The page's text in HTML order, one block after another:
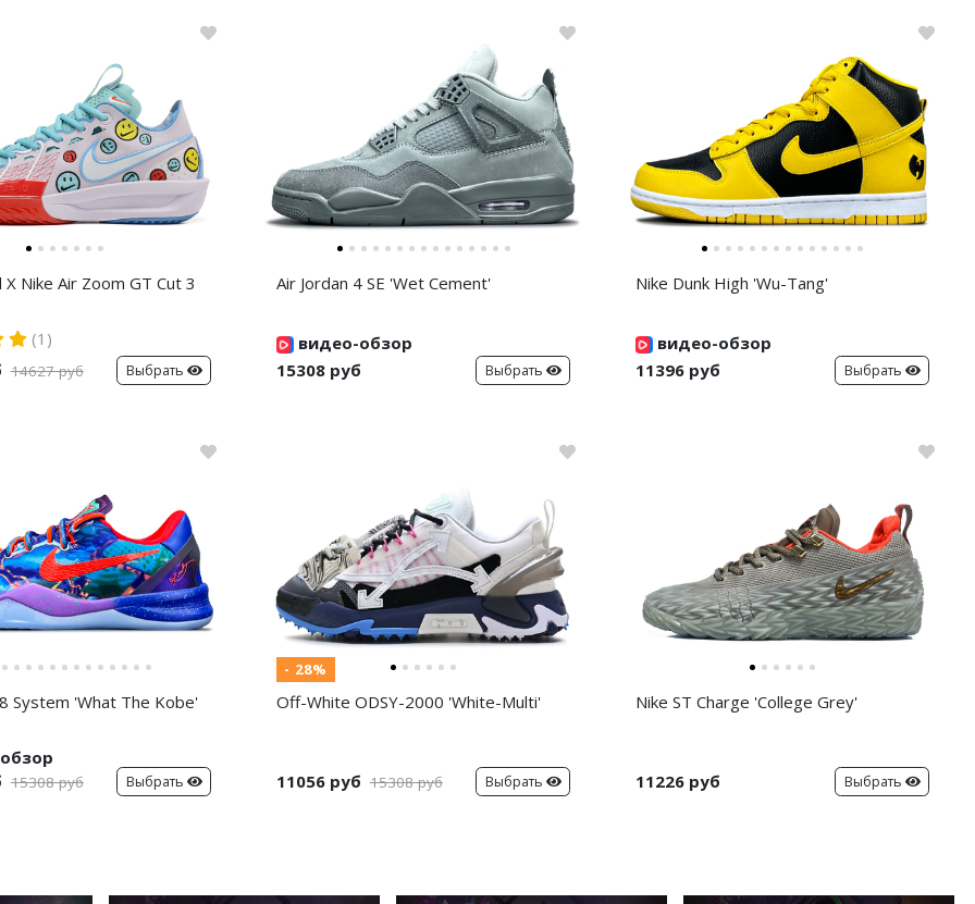
X Nike Air Zoom GT Cut 3
(1)
14627 руб Выбрать
Air Jordan 4 SE 'Wet Cement'
видео-обзор
15308 руб
Выбрать
Nike Dunk High 'Wu-Tang'
видео-обзор
11396 руб
Выбрать
System 'What The Kobe'
15308 руб Выбрать
- 28%
Off-White ODSY-2000 'White-Multi'
11056 руб 15308 руб Выбрать
Nike ST Charge 'College Grey'
11226 руб Выбрать